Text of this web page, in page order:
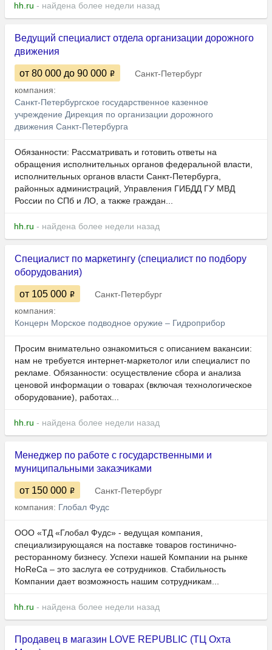
hh.ru - найдена более недели назад
Ведущий специалист отдела организации дорожного
движения
от 80 000 до 90 000
Санкт-Петербург
компания:
Санкт-Петербургское государственное казенное
учреждение Дирекция по организации дорожного
движения Санкт-Петербурга
Обязанности: Рассматривать и готовить ответы на
обращения исполнительных органов федеральной власти,
исполнительных органов власти Санкт-Петербурга,
районных администраций, Управления ГИБДД ГУ МВД
России по СПб и ЛО, а также граждан...
hh.ru - найдена более недели назад
Специалист по маркетингу (специалист по подбору
оборудования)
от 105 000
Санкт-Петербург
компания:
Концерн Морское подводное оружие – Гидроприбор
Просим внимательно ознакомиться с описанием вакансии:
нам не требуется интернет-маркетолог или специалист по
рекламе. Обязанности: осуществление сбора и анализа
ценовой информации о товарах (включая технологическое
оборудование), работах...
hh.ru - найдена более недели назад
Менеджер по работе с государственными и
муниципальными заказчиками
от 150 000
Санкт-Петербург
компания: Глобал Фудс
ООО «ТД «Глобал Фудс» - ведущая компания,
специализирующаяся на поставке товаров гостинично-
ресторанному бизнесу. Успехи нашей Компании на рынке
HoReCa – это заслуга ее сотрудников. Стабильность
Компании дает возможность нашим сотрудникам...
hh.ru - найдена более недели назад
Продавец в магазин LOVE REPUBLIC (ТЦ Охта